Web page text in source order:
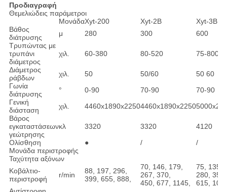
Προδιαγραφή
Θεμελιώδεις παράμετροι
ΜονάδαXyt-200 Xyt-2B
Xyt-3B
Βάθος
διάτρυσης
μ 280 300
600
Τρυπώντας με
τρυπάνι
διάμετρος
χιλ. 60-380 80-520
75-800
Διάμετρος
ράβδων
χιλ. 50 50/60
50 60
Γωνία
διάτρυσης
° 0-90 70-90
70-90
Γενική
διάσταση
χιλ. 4460x1890x22504460x1890x2250
Βάρος
εγκαταστάσεων
γεώτρησης
κλ 3320 3320
4120
Ολίσθηση
● /
/
Μονάδα περιστροφής
Ταχύτητα αξόνων
Κοβάλτιο-
περιστροφή
r/min
88, 197, 296,
399, 655, 888,
70, 146, 179,
267, 370,
450, 677, 1145,
75, 135,
280,
615,